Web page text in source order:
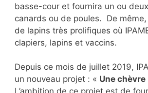
basse-cour et fournira un ou
canards ou de poules. De même,
de lapins très prolifiques où
clapiers, lapins et vaccins.
Depuis ce mois de juillet 2019,
un nouveau projet : « Une